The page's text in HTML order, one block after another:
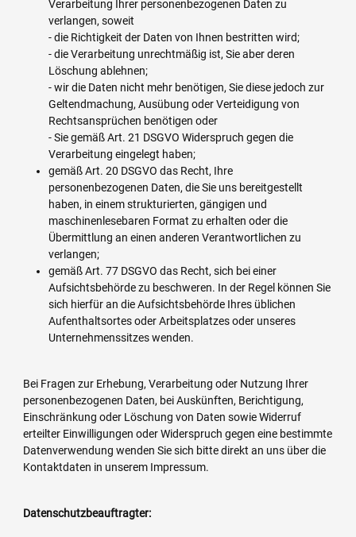
Verarbeitung Ihrer personenbezogenen Daten zu
verlangen, soweit
- die Richtigkeit der Daten von Ihnen bestritten wird;
- die Verarbeitung unrechtmäßig ist, Sie aber deren
Löschung ablehnen;
- wir die Daten nicht mehr benötigen, Sie diese jedoch zur
Geltendmachung, Ausübung oder Verteidigung von
Rechtsansprüchen benötigen oder
- Sie gemäß Art. 21 DSGVO Widerspruch gegen die
Verarbeitung eingelegt haben;
gemäß Art. 20 DSGVO das Recht, Ihre
personenbezogenen Daten, die Sie uns bereitgestellt
haben, in einem strukturierten, gängigen und
maschinenlesebaren Format zu erhalten oder die
Übermittlung an einen anderen Verantwortlichen zu
verlangen;
gemäß Art. 77 DSGVO das Recht, sich bei einer
Aufsichtsbehörde zu beschweren. In der Regel können Sie
sich hierfür an die Aufsichtsbehörde Ihres üblichen
Aufenthaltsortes oder Arbeitsplatzes oder unseres
Unternehmenssitzes wenden.
Bei Fragen zur Erhebung, Verarbeitung oder Nutzung Ihrer
personenbezogenen Daten, bei Auskünften, Berichtigung,
Einschränkung oder Löschung von Daten sowie Widerruf
erteilter Einwilligungen oder Widerspruch gegen eine bestimmte
Datenverwendung wenden Sie sich bitte direkt an uns über die
Kontaktdaten in unserem Impressum.
Datenschutzbeauftragter: